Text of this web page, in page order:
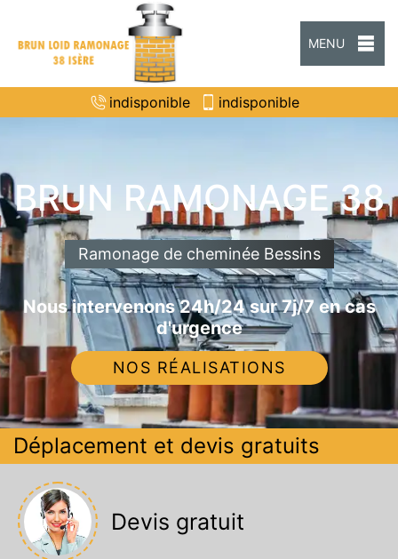
MENU
indisponible indisponible
BRUN RAMONAGE 38
Ramonage de cheminée Bessins
Nous intervenons 24h/24 sur 7j/7 en cas
d'urgence
NOS RÉALISATIONS
Déplacement et devis gratuits
Devis gratuit